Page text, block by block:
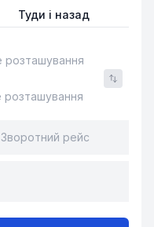
Туди і назад
Зворотний рейс